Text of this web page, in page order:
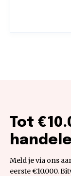
Tot
Meld je via ons
eerste €10.000.